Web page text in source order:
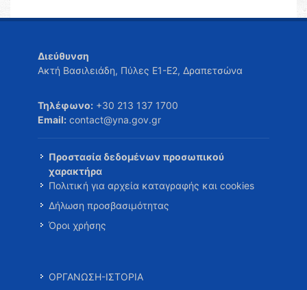
Διεύθυνση
Ακτή Βασιλειάδη, Πύλες Ε1-Ε2, Δραπετσώνα
Τηλέφωνο: +30 213 137 1700
Email: contact@yna.gov.gr
Προστασία δεδομένων προσωπικού
χαρακτήρα
Πολιτική για αρχεία καταγραφής και cookies
Δήλωση προσβασιμότητας
Όροι χρήσης
ΟΡΓΑΝΩΣΗ-ΙΣΤΟΡΙΑ